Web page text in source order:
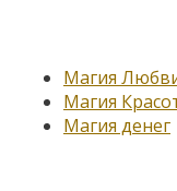
Магия
Магия
Магия денег